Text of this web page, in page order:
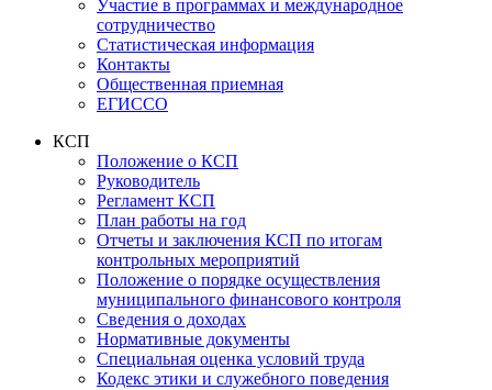
Участие в программах и международное
сотрудничество
Статистическая информация
Контакты
Общественная приемная
ЕГИССО
КСП
Положение о КСП
Руководитель
Регламент КСП
План работы на год
Отчеты и заключения КСП по итогам
контрольных мероприятий
Положение о порядке осуществления
муниципального финансового контроля
Сведения о доходах
Нормативные документы
Специальная оценка условий труда
Кодекс этики и служебного поведения